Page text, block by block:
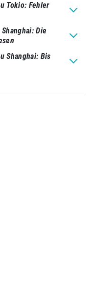
Tokio: Fehler
Die
Shanghai: Bis